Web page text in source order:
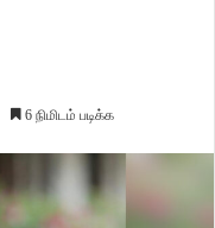
6 நிமிடம் படிக்க